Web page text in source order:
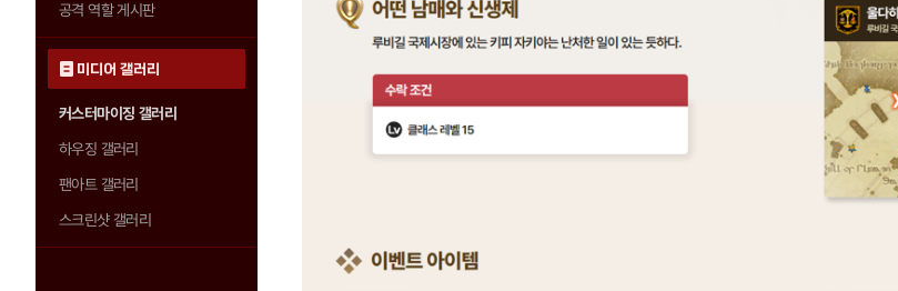
공격 역할 게시판
미디어 갤러리
커스터마이징 갤러리
하우징 갤러리
팬아트 갤러리
스크린샷 갤러리